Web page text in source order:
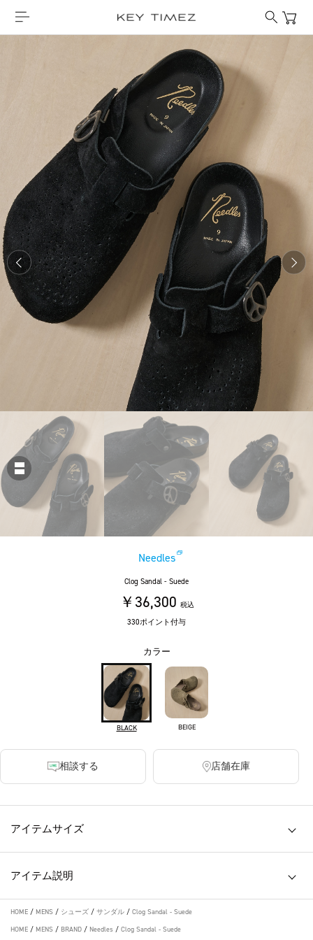
Needles
Clog Sandal - Suede
￥36,300 税込
330ポイント付与
カラー
BLACK BEIGE
相談する 店舗在庫
アイテムサイズ
アイテム説明
HOME / MENS / シューズ / サンダル / Clog Sandal - Suede
HOME / MENS / BRAND / Needles / Clog Sandal - Suede